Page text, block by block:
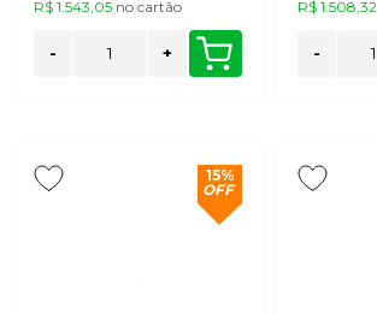
R$ 1.543,05 no cartão
- +
R$ 1.508,32
-
15%
OFF